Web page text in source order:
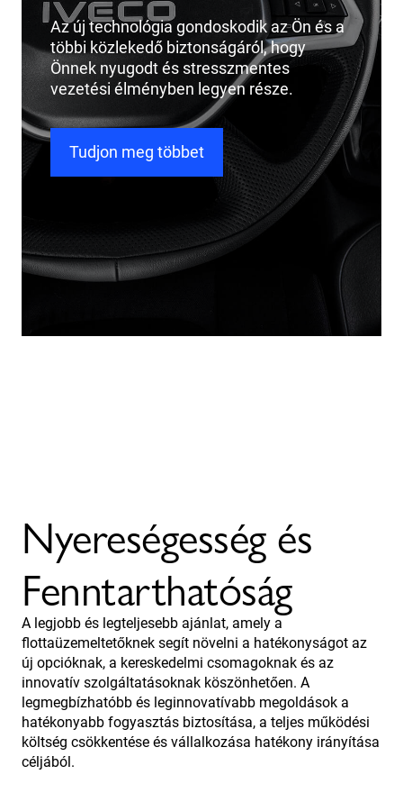
Az új technológia gondoskodik az Ön és a
többi közlekedő biztonságáról, hogy
Önnek nyugodt és stresszmentes
vezetési élményben legyen része.
Tudjon meg többet
Nyereségesség és
Fenntarthatóság
A legjobb és legteljesebb ajánlat, amely a
flottaüzemeltetőknek segít növelni a hatékonyságot az
új opcióknak, a kereskedelmi csomagoknak és az
innovatív szolgáltatásoknak köszönhetően. A
legmegbízhatóbb és leginnovatívabb megoldások a
hatékonyabb fogyasztás biztosítása, a teljes működési
költség csökkentése és vállalkozása hatékony irányítása
céljából.